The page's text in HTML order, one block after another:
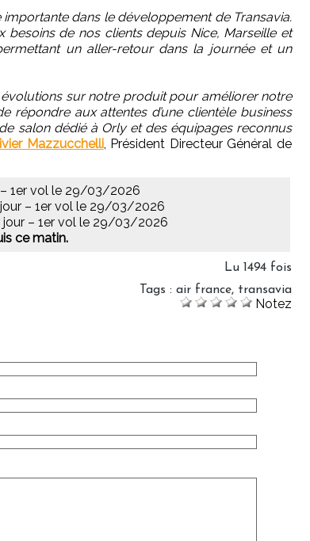
dans le développement de Transavia.
de nos clients depuis Nice, Marseille et
un aller-retour dans la journée et un
sur notre produit pour améliorer notre
aux attentes d’une clientèle business
salon dédié à Orly et des équipages reconnus
Mazzucchelli, Président Directeur Général de
– 1er vol le 29/03/2026
jour – 1er vol le 29/03/2026
jour – 1er vol le 29/03/2026
ce matin.
Lu 1494 fois
Tags : air france, transavia
Notez